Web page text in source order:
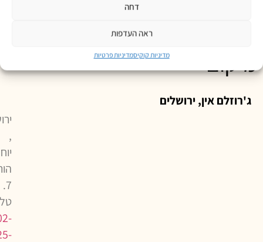
דחה
ראה העדפות
מדיניות קוקיסמדיניות פרטיות מיקום
ג'רוזלם אין, ירושלים
,
7.